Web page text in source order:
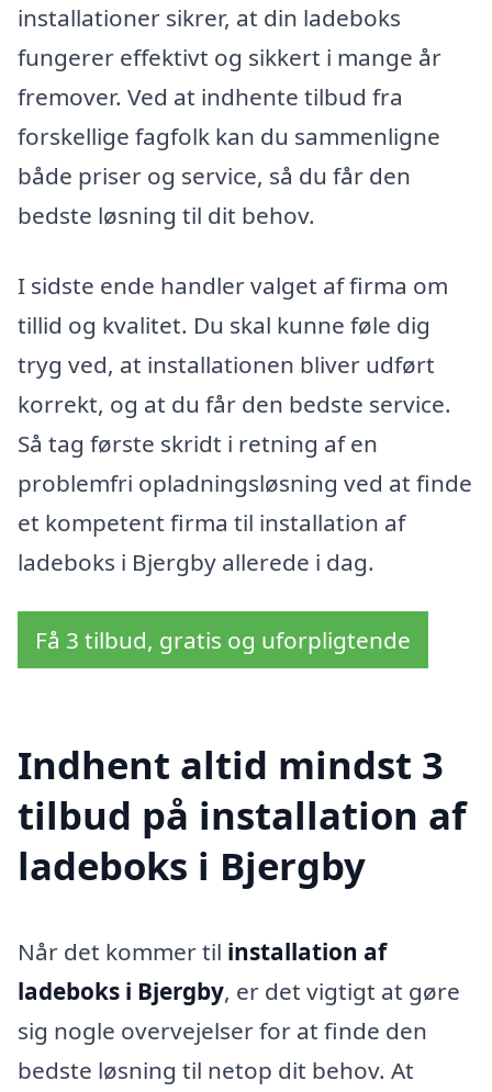
installationer sikrer, at din ladeboks
fungerer effektivt og sikkert i mange år
fremover. Ved at indhente tilbud fra
forskellige fagfolk kan du sammenligne
både priser og service, så du får den
bedste løsning til dit behov.
I sidste ende handler valget af firma om
tillid og kvalitet. Du skal kunne føle dig
tryg ved, at installationen bliver udført
korrekt, og at du får den bedste service.
Så tag første skridt i retning af en
problemfri opladningsløsning ved at finde
et kompetent firma til installation af
ladeboks i Bjergby allerede i dag.
Få 3 tilbud, gratis og uforpligtende
Indhent altid mindst 3
tilbud på installation af
ladeboks i Bjergby
Når det kommer til installation af
ladeboks i Bjergby, er det vigtigt at gøre
sig nogle overvejelser for at finde den
bedste løsning til netop dit behov. At